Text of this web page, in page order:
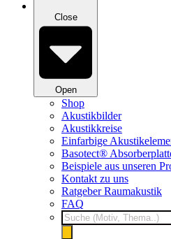
Close
Open
Shop
Akustikbilder
Akustikkreise
Einfarbige
Basotect®
Beispiele aus unseren
Kontakt zu uns
Ratgeber Raumakustik
FAQ
Products
search